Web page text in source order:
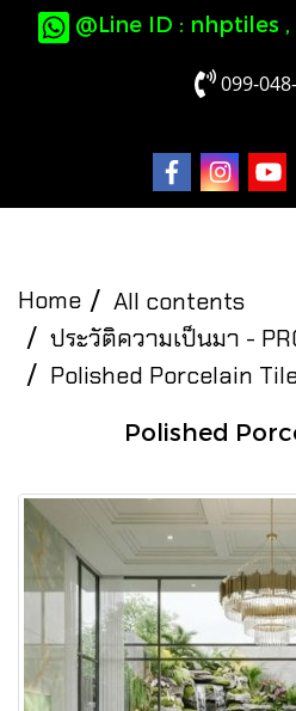
@Line ID : nhptiles
099-
Home
All contents
ประวัติความเป็นมา -
Polished Porcelain
Polished